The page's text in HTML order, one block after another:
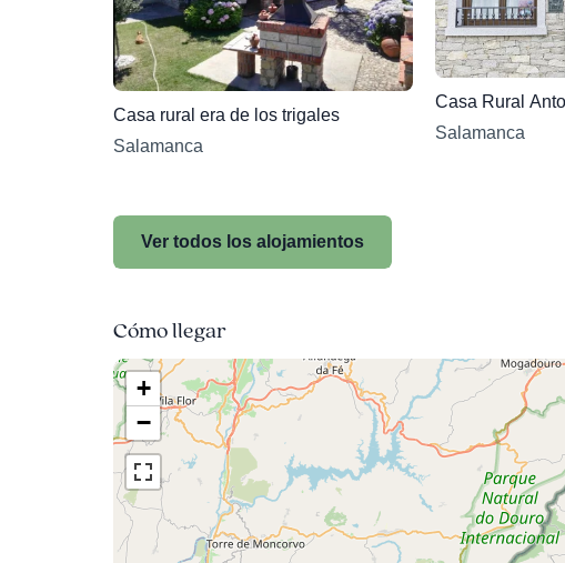
Casa rural era de los trigales
Salamanca
Casa Rural
Salamanca
Ver todos los alojamientos
Cómo llegar
+
−